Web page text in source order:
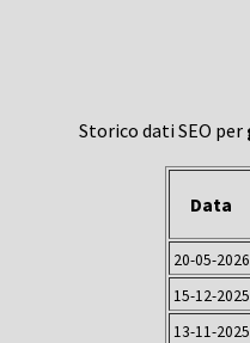
Storico dati SEO per
Data
20-05-2026
15-12-2025
13-11-2025